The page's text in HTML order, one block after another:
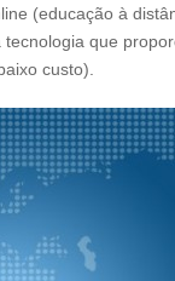
(educação à
que
custo).